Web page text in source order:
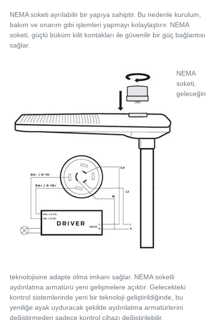
NEMA soketi ayrılabilir bir yapıya sahiptir. Bu nedenle kurulum,
bakım ve onarım gibi işlemleri yapmayı kolaylaştırır. NEMA
soketi, güçlü büküm kilit kontakları ile güvenilir bir güç bağlantısı
sağlar.
NEMA
soketi,
geleceğin
teknolojisine adapte olma imkanı sağlar. NEMA soketli
aydınlatma armatürü yeni gelişmelere açıktır. Gelecekteki
kontrol sistemlerinde yeni bir teknoloji geliştirildiğinde, bu
yeniliğe ayak uyduracak şekilde aydınlatma armatürlerini
değiştirmeden sadece kontrol cihazı değiştirilebilir.